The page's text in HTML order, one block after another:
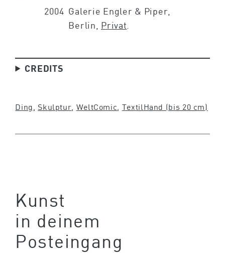
2004 Galerie Engler & Piper,
Berlin, Privat
CREDITS
Ding Skulptur WeltComic Textil Hand (bis 20 cm)
Kunst
in deinem
Posteingang